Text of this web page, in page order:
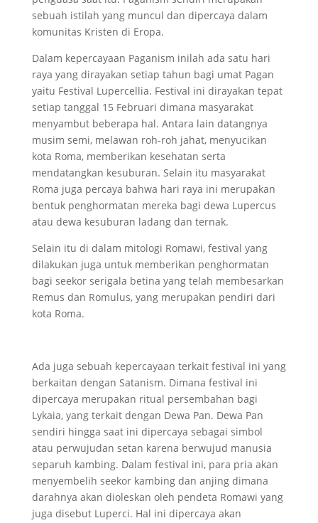
sebuah istilah yang muncul dan dipercaya dalam
komunitas Kristen di Eropa.
Dalam kepercayaan Paganism inilah ada satu hari
raya yang dirayakan setiap tahun bagi umat Pagan
yaitu Festival Lupercellia. Festival ini dirayakan tepat
setiap tanggal 15 Februari dimana masyarakat
menyambut beberapa hal. Antara lain datangnya
musim semi, melawan roh-roh jahat, menyucikan
kota Roma, memberikan kesehatan serta
mendatangkan kesuburan. Selain itu masyarakat
Roma juga percaya bahwa hari raya ini merupakan
bentuk penghormatan mereka bagi dewa Lupercus
atau dewa kesuburan ladang dan ternak.
Selain itu di dalam mitologi Romawi, festival yang
dilakukan juga untuk memberikan penghormatan
bagi seekor serigala betina yang telah membesarkan
Remus dan Romulus, yang merupakan pendiri dari
kota Roma.
Ada juga sebuah kepercayaan terkait festival ini yang
berkaitan dengan Satanism. Dimana festival ini
dipercaya merupakan ritual persembahan bagi
Lykaia, yang terkait dengan Dewa Pan. Dewa Pan
sendiri hingga saat ini dipercaya sebagai simbol
atau perwujudan setan karena berwujud manusia
separuh kambing. Dalam festival ini, para pria akan
menyembelih seekor kambing dan anjing dimana
darahnya akan dioleskan oleh pendeta Romawi yang
juga disebut Luperci. Hal ini dipercaya akan